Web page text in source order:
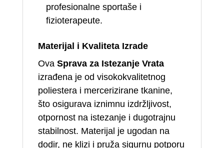
profesionalne sportaše i
fizioterapeute.
Materijal i Kvaliteta Izrade
Ova Sprava za Istezanje Vrata
izrađena je od visokokvalitetnog
poliestera i mercerizirane tkanine,
što osigurava iznimnu izdržljivost,
otpornost na istezanje i dugotrajnu
stabilnost. Materijal je ugodan na
dodir, ne klizi i pruža sigurnu potporu